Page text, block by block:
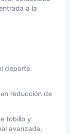
a la
deporte.
reducción de
tobillo y
avanzada,